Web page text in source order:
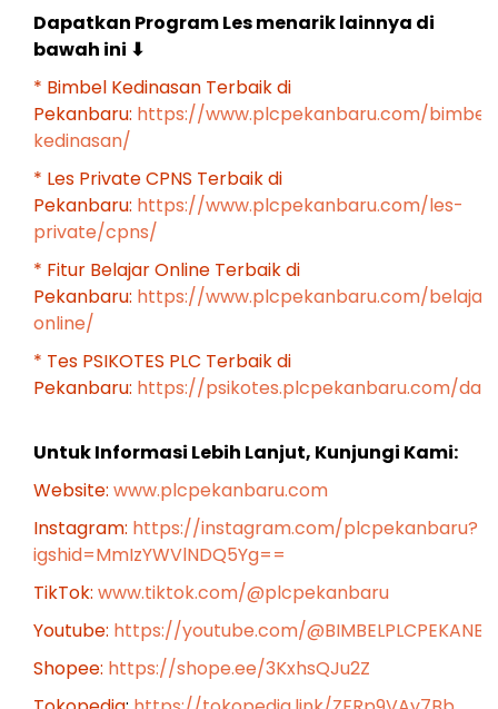
Dapatkan Program Les menarik lainnya di
bawah ini ⬇
* Bimbel Kedinasan Terbaik di
Pekanbaru: https://www.plcpekanbaru.com/
kedinasan/
* Les Private CPNS Terbaik di
Pekanbaru: https://www.plcpekanbaru.com/les-
private/cpns/
* Fitur Belajar Online Terbaik di
Pekanbaru: https://www.plcpekanbaru.com/
online/
* Tes PSIKOTES PLC Terbaik di
Pekanbaru: https://psikotes.plcpekanbaru.com/
Untuk Informasi Lebih Lanjut, Kunjungi Kami:
Website: www.plcpekanbaru.com
Instagram: https://instagram.com/plcpekanbaru?
igshid=MmIzYWVlNDQ5Yg==
TikTok: www.tiktok.com/@plcpekanbaru
Youtube: https://youtube.com/
Shopee: https://shope.ee/3KxhsQJu2Z